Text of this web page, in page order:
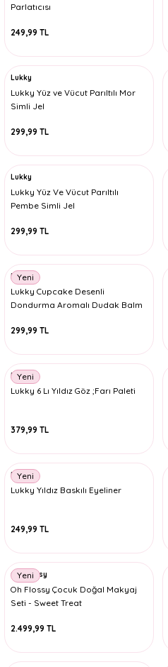
Parlatıcısı
249,99 TL
Lukky
Lukky Yüz ve Vücut Parıltılı Mor
Simli Jel
299,99 TL
Lukky
Lukky Yüz Ve Vücut Parıltılı
Pembe Simli Jel
299,99 TL
Yeni
Lukky
Lukky Cupcake Desenli
Dondurma Aromalı Dudak Balm
299,99 TL
Yeni
Lukky
Lukky 6 Lı Yıldız Göz ;Farı Paleti
379,99 TL
Yeni
Lukky
Lukky Yıldız Baskılı Eyeliner
249,99 TL
Yeni
Oh Flossy
Oh Flossy Çocuk Doğal Makyaj
Seti - Sweet Treat
2.499,99 TL